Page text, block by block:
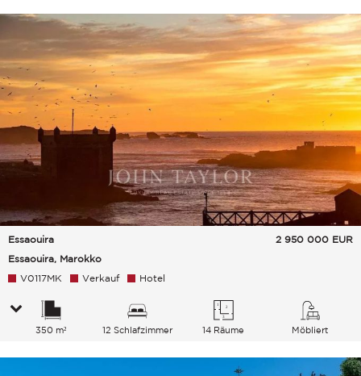
Essaouira
Essaouira, Marokko
2 950 000 EUR
V0117MK Verkauf Hotel
350 m² 12 Schlafzimmer 14 Räume Möbliert